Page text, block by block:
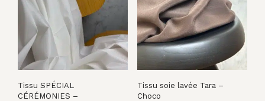
Tissu SPÉCIAL
CÉRÉMONIES –
Tissu soie lavée Tara –
Choco